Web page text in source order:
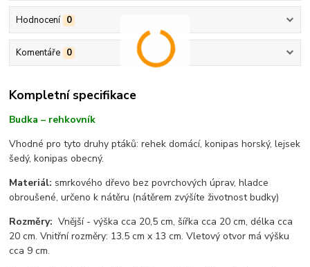
Hodnocení 0
Komentáře 0
Kompletní specifikace
Budka – rehkovník
Vhodné pro tyto druhy ptáků: rehek domácí, konipas horský, lejsek
šedý, konipas obecný.
Materiál: smrkového dřevo bez povrchových úprav, hladce
obroušené, určeno k nátěru (nátěrem zvýšíte životnost budky)
Rozměry: Vnější - výška cca 20,5 cm, šířka cca 20 cm, délka cca
20 cm. Vnitřní rozměry: 13.5 cm x 13 cm. Vletový otvor má výšku
cca 9 cm.